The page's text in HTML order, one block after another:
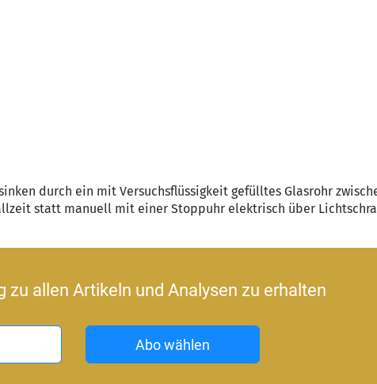
durch ein mit Versuchsflüssigkeit gefülltes Glasrohr
statt manuell mit einer Stoppuhr elektrisch über
zu allen Artikeln und Analysen zu erhalten
Abo wählen